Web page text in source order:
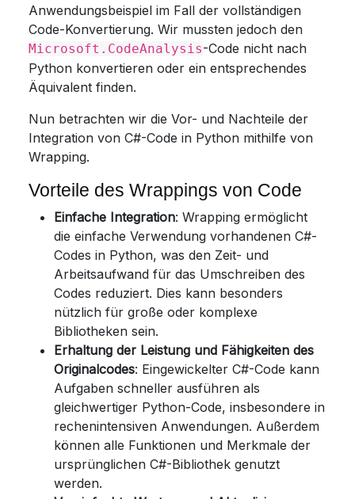
Anwendungsbeispiel im Fall der vollständigen
Code-Konvertierung. Wir mussten jedoch den
Microsoft.CodeAnalysis-Code nicht nach
Python konvertieren oder ein entsprechendes
Äquivalent finden.
Nun betrachten wir die Vor- und Nachteile der
Integration von C#-Code in Python mithilfe von
Wrapping.
Vorteile des Wrappings von Code
Einfache Integration: Wrapping ermöglicht
die einfache Verwendung vorhandenen C#-
Codes in Python, was den Zeit- und
Arbeitsaufwand für das Umschreiben des
Codes reduziert. Dies kann besonders
nützlich für große oder komplexe
Bibliotheken sein.
Erhaltung der Leistung und Fähigkeiten des
Originalcodes: Eingewickelter C#-Code kann
Aufgaben schneller ausführen als
gleichwertiger Python-Code, insbesondere in
rechenintensiven Anwendungen. Außerdem
können alle Funktionen und Merkmale der
ursprünglichen C#-Bibliothek genutzt
werden.